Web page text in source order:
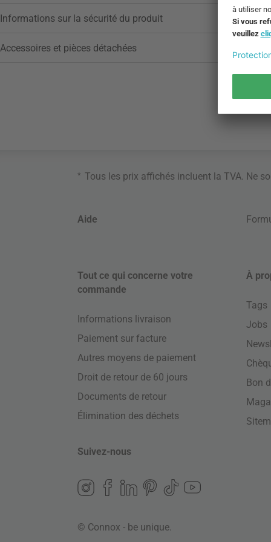
Informations sur la sécurité du produit
Accessoires et pièces détachées
* Tous les prix affichés incluent la TVA. Ne
Aide
Tout ce qui concerne votre
commande
Informations livraison
Paiement sur facture
Autres moyens de paiement
Droit de retour de 60 jours
Documents de retour
Élimination des déchets
À
Tags
Jobs
Bon
Suivez-nous
© Connox - be unique.